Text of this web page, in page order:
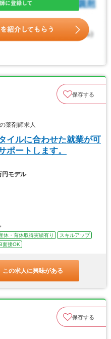
保存する
薬剤師求人
イルに合わせた就業が可
ポートします。
円モデル
休・育休取得実績有り
スキルアップ
面接OK
この求人に興味がある
保存する